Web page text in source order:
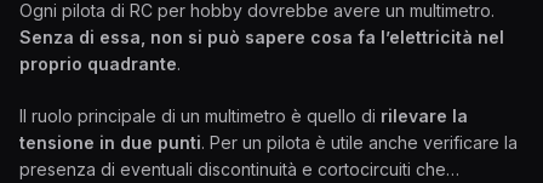
Ogni pilota di RC per hobby dovrebbe avere un multimetro.
Senza di essa, non si può sapere cosa fa l’elettricità nel
proprio quadrante.
Il ruolo principale di un multimetro è quello di rilevare la
tensione in due punti. Per un pilota è utile anche verificare la
presenza di eventuali discontinuità e cortocircuiti che